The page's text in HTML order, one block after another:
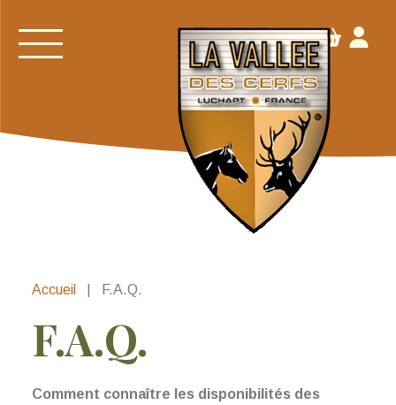
Accueil F.A.Q.
F.A.Q.
Comment connaître les disponibilités des